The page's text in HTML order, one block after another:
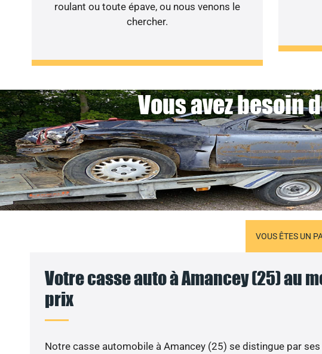
roulant ou toute épave, ou nous venons le
chercher.
Vous avez besoin
VOUS ÊTES UN
Votre casse auto à Amancey (25) au
prix
Notre casse automobile à Amancey (25) se distingue par